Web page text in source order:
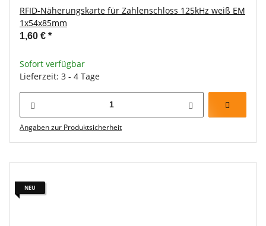
RFID-Näherungskarte für Zahlenschloss 125kHz weiß EM
1x54x85mm
1,60 € *
Sofort verfügbar
Lieferzeit: 3 - 4 Tage
Angaben zur Produktsicherheit
NEU